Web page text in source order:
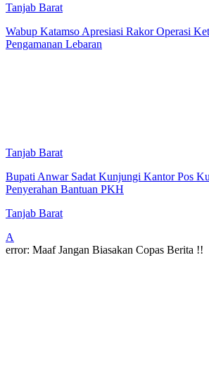
Tanjab Barat
Wabup Katamso Apresiasi Rakor Operasi
Pengamanan Lebaran
Tanjab Barat
Bupati Anwar Sadat Kunjungi Kantor Pos
Penyerahan Bantuan PKH
Tanjab Barat
A
error: Maaf Jangan Biasakan Copas Berita !!